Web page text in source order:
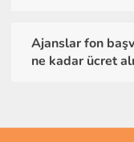
Ajanslar fon
ne kadar ücret